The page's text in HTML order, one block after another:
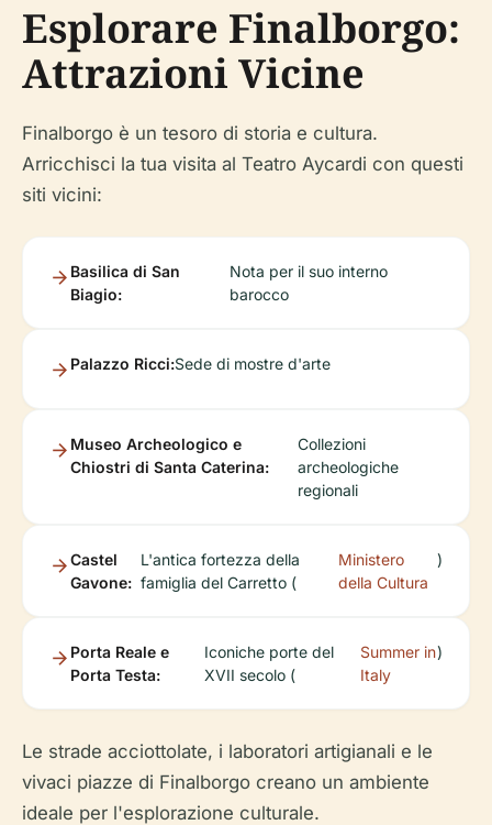
Esplorare Finalborgo:
Attrazioni Vicine
Finalborgo è un tesoro di storia e cultura.
Arricchisci la tua visita al Teatro Aycardi con questi
siti vicini:
Basilica di San
Biagio:
Nota per il suo interno
barocco
Palazzo Ricci:Sede di mostre d'arte
Museo Archeologico e
Chiostri di Santa Caterina:
Collezioni
archeologiche
regionali
Castel
Gavone:
L'antica fortezza della
famiglia del Carretto (
Ministero
della Cultura
)
Porta Reale e
Porta Testa:
Iconiche porte del
XVII secolo (
Summer in
Italy
)
Le strade acciottolate, i laboratori artigianali e le
vivaci piazze di Finalborgo creano un ambiente
ideale per l'esplorazione culturale.